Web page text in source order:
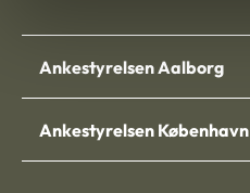
Ankestyrelsen Aalborg
Ankestyrelsen København